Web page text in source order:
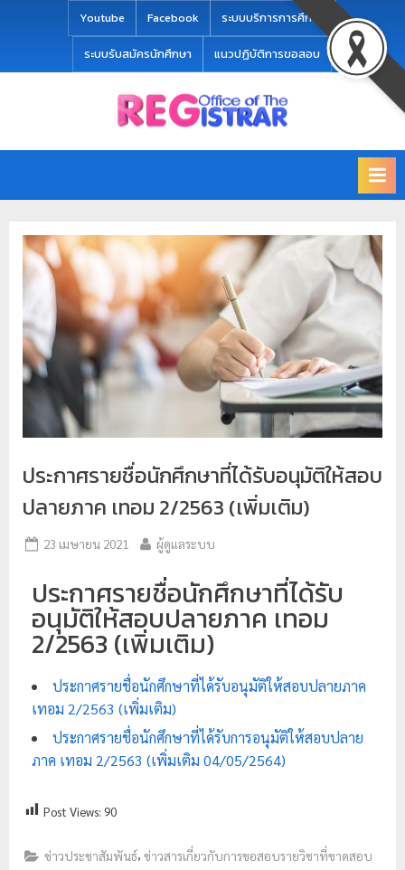
Youtube Facebook ระบบบริการการศึกษา
ระบบรับสมัครนักศึกษา แนวปฏิบัติการขอสอบ
นั
ท
เ
น
แ
ล
ะ
ป
ะ
ม
ผ
ล
ม
า
ท
ร
the
University
ประกาศรายชื่อนักศึกษาที่ได้รับอนุมัติให้สอบ
ปลายภาค เทอม 2/2563 (เพิ่มเติม)
23 เมษายน 2021 ผู้ดูแลระบบ
ประกาศรายชื่อนักศึกษาที่ได้รับ
อนุมัติให้สอบปลายภาค เทอม
2/2563 (เพิ่มเติม)
ประกาศรายชื่อนักศึกษาที่ได้รับอนุมัติให้สอบปลายภาค
เทอม 2/2563 (เพิ่มเติม)
ประกาศรายชื่อนักศึกษาที่ได้รับการอนุมัติให้สอบปลาย
ภาค เทอม 2/2563 (เพิ่มเติม 04/05/2564)
Post Views: 90
ข่าวประชาสัมพันธ์,ข่าวสารเกี่ยวกับการขอสอบรายวิชาที่ขาดสอบ
modal-check